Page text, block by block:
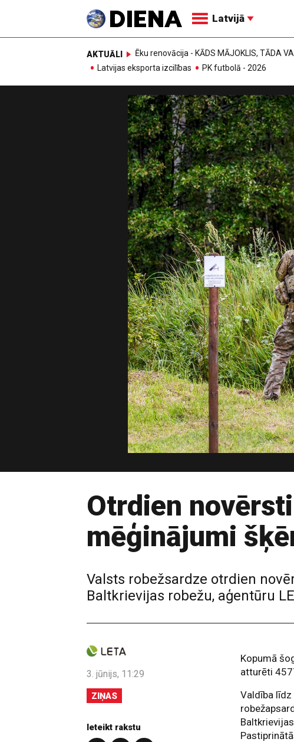
Latvijā
AKTUĀLI Ēku renovācija - KĀDS MĀJOKLIS, TĀDA
Latvijas eksporta izcilības
PK futbolā - 2026
Otrdien
mēģinājumi
Valsts robežsardze otrdien
Baltkrievijas robežu, aģentūru
3. jūnijs, 11:29
ZIŅAS
Ieteikt rakstu
Kopumā
atturēti
Valdība